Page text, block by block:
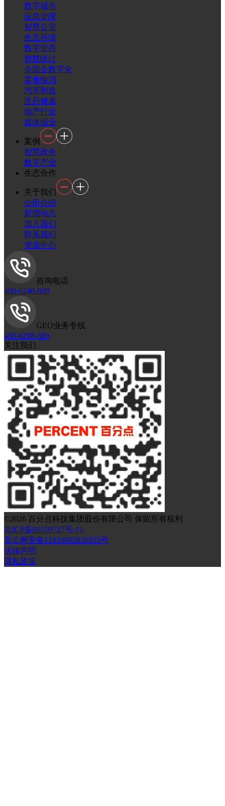
数字城市
应急管理
智慧公安
生态环境
数字营商
智慧统计
央国企数字化
零售快消
汽车制造
医药健康
地产行业
媒体报业
案例
智慧政务
数字产业
生态合作
关于我们
公司介绍
新闻动态
加入我们
联系我们
资源中心
咨询电话
400-6240-800
GEO业务专线
400-6298-600
关注我们
©2026 百分点科技集团股份有限公司 保留所有权利
京ICP备09109727号-15
京公网安备11010802036555号
法律声明
隐私政策